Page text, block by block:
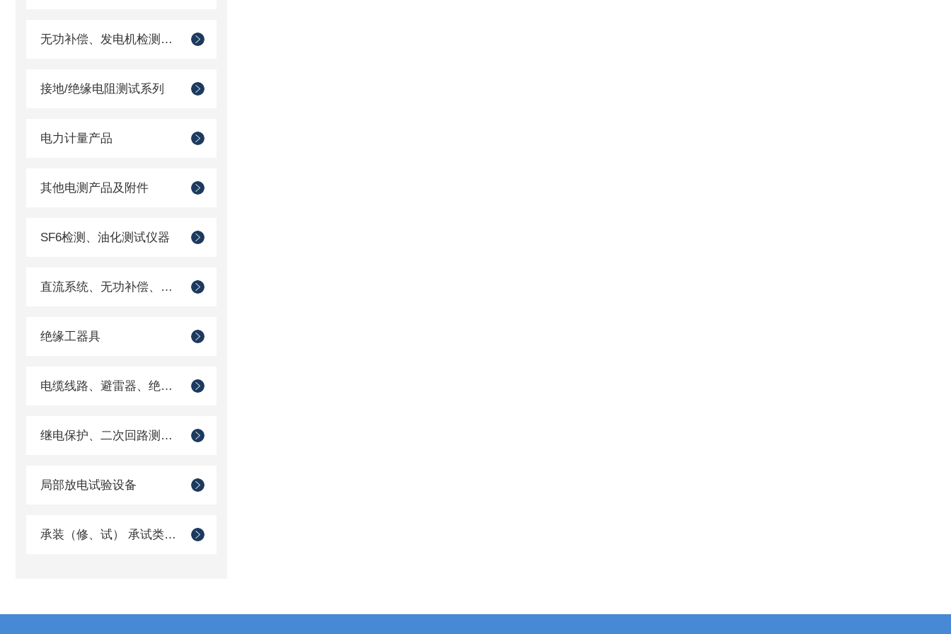
无功补偿、发电机检测仪器
接地/绝缘电阻测试系列
电力计量产品
其他电测产品及附件
SF6检测、油化测试仪器
直流系统、无功补偿、电池电机检测仪器
绝缘工器具
电缆线路、避雷器、绝缘子测试仪器
继电保护、二次回路测试仪器
局部放电试验设备
承装（修、试） 承试类仪器